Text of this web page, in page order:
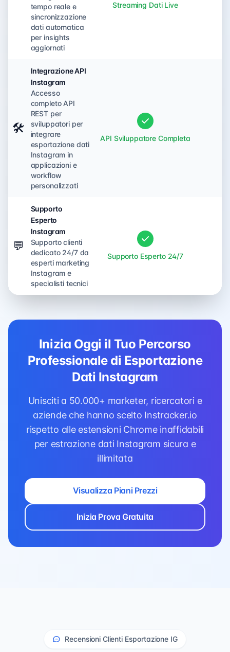
tempo reale e
sincronizzazione
dati automatica
per insights
aggiornati
Streaming Dati Live
🛠️
Integrazione API
Instagram
Accesso
completo API
REST per
sviluppatori per
integrare
esportazione dati
Instagram in
applicazioni e
workflow
personalizzati
API Sviluppatore Completa
💬
Supporto
Esperto
Instagram
Supporto clienti
dedicato 24/7 da
esperti marketing
Instagram e
specialisti tecnici
Supporto Esperto 24/7
Inizia Oggi il Tuo Percorso
Professionale di Esportazione
Dati Instagram
Unisciti a 50.000+ marketer, ricercatori e
aziende che hanno scelto Instracker.io
rispetto alle estensioni Chrome inaffidabili
per estrazione dati Instagram sicura e
illimitata
Visualizza Piani Prezzi
Inizia Prova Gratuita
Recensioni Clienti Esportazione IG